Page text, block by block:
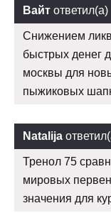
Вайт ответил(а)
Снижением
быстрых денег
москвы для
пыжиковых
Natalija
Тренол 75
мировых
значения для